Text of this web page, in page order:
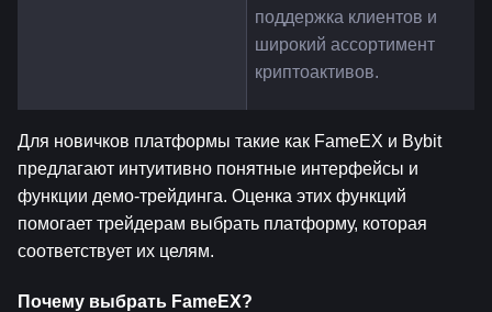
поддержка клиентов и
широкий ассортимент
криптоактивов.
Для новичков платформы такие как FameEX и Bybit
предлагают интуитивно понятные интерфейсы и
функции демо-трейдинга. Оценка этих функций
помогает трейдерам выбрать платформу, которая
соответствует их целям.
Почему выбрать FameEX?